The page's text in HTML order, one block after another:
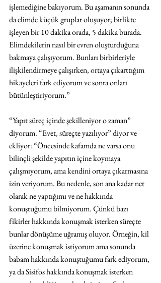
işlemediğine bakıyorum. Bu aşamanın sonunda
da elimde küçük gruplar oluşuyor; birlikte
işleyen bir 10 dakika orada, 5 dakika burada.
Elimdekilerin nasıl bir evren oluşturduğuna
bakmaya çalışıyorum. Bunları birbirleriyle
ilişkilendirmeye çalışırken, ortaya çıkarttığım
hikayeleri fark ediyorum ve sonra onları
bütünleştiriyorum.”
“Yapıt süreç içinde şekilleniyor o zaman”
diyorum. “Evet, süreçte yazılıyor” diyor ve
ekliyor: “Öncesinde kafamda ne varsa onu
bilinçli şekilde yapıtın içine koymaya
çalışmıyorum, ama kendini ortaya çıkarmasına
izin veriyorum. Bu nedenle, son ana kadar net
olarak ne yaptığımı ve ne hakkında
konuştuğumu bilmiyorum. Çünkü bazı
fikirler hakkında konuşmak isterken süreçte
bunlar dönüşüme uğramış oluyor. Örneğin, kil
üzerine konuşmak istiyorum ama sonunda
babam hakkında konuştuğumu fark ediyorum,
ya da Sisifos hakkında konuşmak isterken